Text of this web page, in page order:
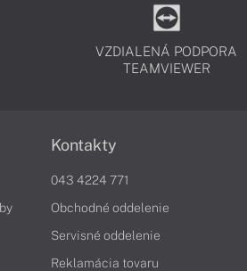
VZDIALENÁ PODPORA
TEAMVIEWER
Kontakty
043 4224 771
Obchodné oddelenie
Servisné oddelenie
Reklamácia tovaru